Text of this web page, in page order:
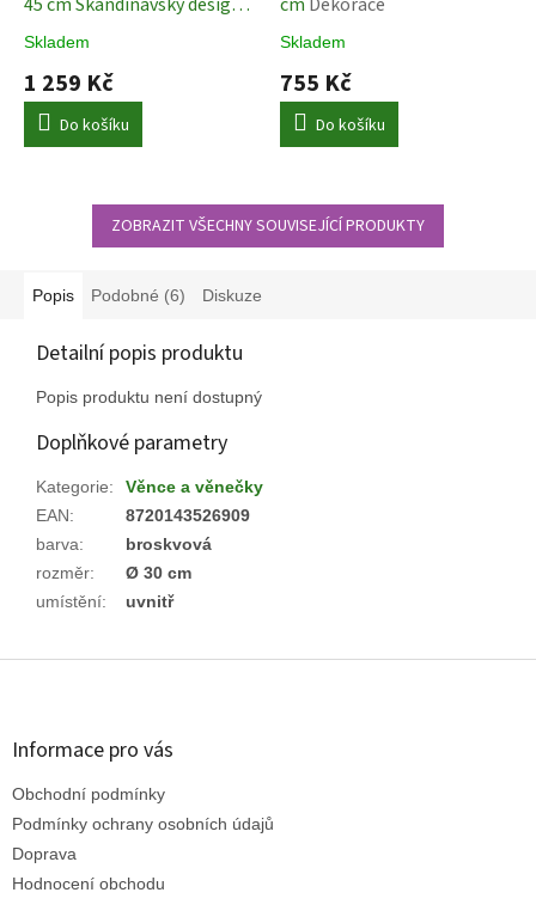
Dekorace
Skladem
1 259 Kč
Do košíku
Skladem
755 Kč
Do košíku
ZOBRAZIT VŠECHNY SOUVISEJÍCÍ PRODUKTY
Popis Podobné (6) Diskuze
Detailní popis produktu
Popis produktu není dostupný
Doplňkové parametry
Kategorie:
Věnce a věnečky
EAN:
8720143526909
barva:
broskvová
rozměr:
Ø 30 cm
umístění: uvnitř
Z
Informace pro vás
Obchodní podmínky
Podmínky ochrany osobních údajů
Doprava
Hodnocení obchodu